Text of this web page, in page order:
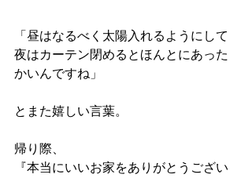
「昼はなるべく太陽入れるようにして
夜はカーテン閉めるとほんとにあった
かいんですね」
とまた嬉しい言葉。
帰り際、
『本当にいいお家をありがとうござい